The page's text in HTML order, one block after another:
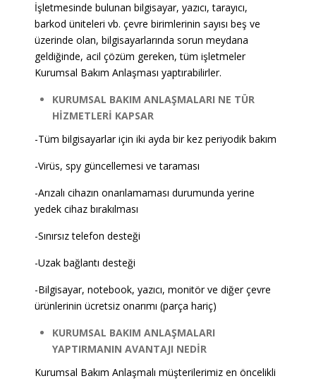
İşletmesinde bulunan bilgisayar, yazıcı, tarayıcı,
barkod üniteleri vb. çevre birimlerinin sayısı beş ve
üzerinde olan, bilgisayarlarında sorun meydana
geldiğinde, acil çözüm gereken, tüm işletmeler
Kurumsal Bakım Anlaşması yaptırabilirler.
KURUMSAL BAKIM ANLAŞMALARI NE TÜR
HİZMETLERİ KAPSAR
-Tüm bilgisayarlar için iki ayda bir kez periyodik bakım
-Virüs, spy güncellemesi ve taraması
-Arızalı cihazın onarılamaması durumunda yerine
yedek cihaz bırakılması
-Sınırsız telefon desteği
-Uzak bağlantı desteği
-Bilgisayar, notebook, yazıcı, monitör ve diğer çevre
ürünlerinin ücretsiz onarımı (parça hariç)
KURUMSAL BAKIM ANLAŞMALARI
YAPTIRMANIN AVANTAJI NEDİR
Kurumsal Bakım Anlaşmalı müşterilerimiz en öncelikli